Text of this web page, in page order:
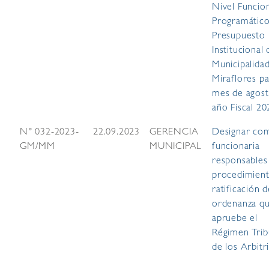
Nivel
Presupuesto
Institucional
Miraflores
mes de
año Fiscal
N° 032-2023-
GM/MM
22.09.2023
GERENCIA
MUNICIPAL
Designar
funcionaria
ratificación
ordenanza
apruebe el
Régimen
de los